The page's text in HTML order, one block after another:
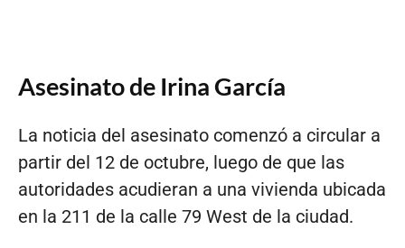
Asesinato de Irina García
La noticia del asesinato comenzó a circular a
partir del 12 de octubre, luego de que las
autoridades acudieran a una vivienda ubicada
en la 211 de la calle 79 West de la ciudad.